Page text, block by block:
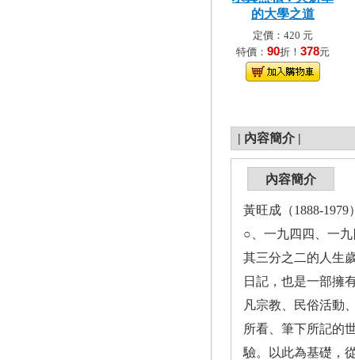
的大學之道
定價：420 元
特價： 90折！ 378元
| 內容簡介 |
內容簡介
黃旺成（1888-
○、一九四四、一
其三分之二的人生
日記，也是一部擁
凡宗教、民俗活動
所看、筆下所記的
驗。以此為基礎，